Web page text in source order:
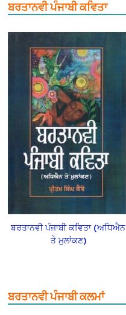
ਬਰਤਾਨਵੀ ਪੰਜਾਬੀ ਕਵਿਤਾ
ਬਰਤਾਨਵੀ ਪੰਜਾਬੀ ਕਵਿਤਾ (ਅਧਿਐਨ
ਤੇ ਮੁਲਾਂਕਣ)
ਬਰਤਾਨਵੀ ਪੰਜਾਬੀ ਕਲਮਾਂ